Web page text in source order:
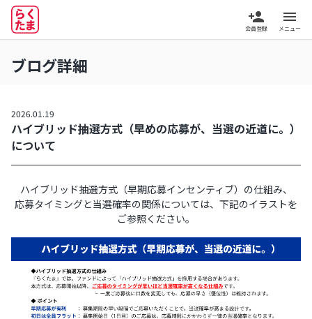
person_add
会員登録
menu
メニュー
ブログ詳細
2026.01.19
ハイブリッド抽選方式（早めの応募が、当選の近道に。）
について
ハイブリッド抽選方式（早期応募インセンティブ）の仕組み、
応募タイミングと当選確率の関係については、下記のイラストを
ご参照ください。